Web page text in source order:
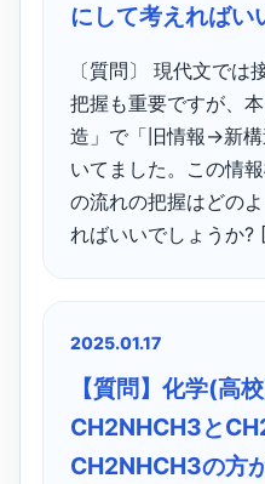
にして考えればい
〔質問〕 現代文では
把握も重要ですが、
造」で「旧情報→新
いてました。この情
の流れの把握はどの
ればいいでしょうか?
2025.01.17
【質問】化学(高
CH2NHCH3と
CH2NHCH3の方